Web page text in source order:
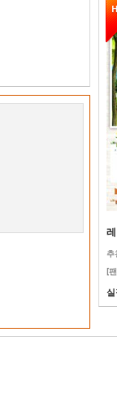
추
[